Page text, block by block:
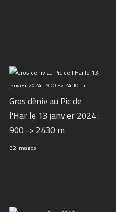
Gros déniv au Pic de
l'Har le 13 janvier 2024 :
900 -> 2430 m
32 Images